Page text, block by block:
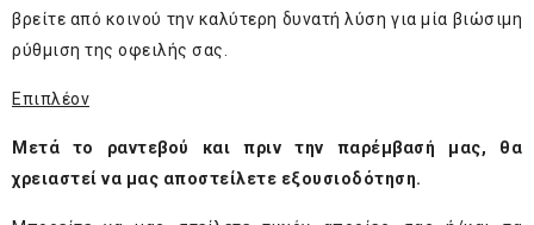
βρείτε από κοινού την καλύτερη δυνατή λύση για μία βιώσιμη
ρύθμιση της οφειλής σας.
Επιπλέον
Μετά το ραντεβού και πριν την παρέμβασή μας, θα
χρειαστεί να μας αποστείλετε εξουσιοδότηση.